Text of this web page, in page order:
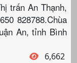
trấn An Thạnh,
828788.Chùa
An, tỉnh Bình
6,662